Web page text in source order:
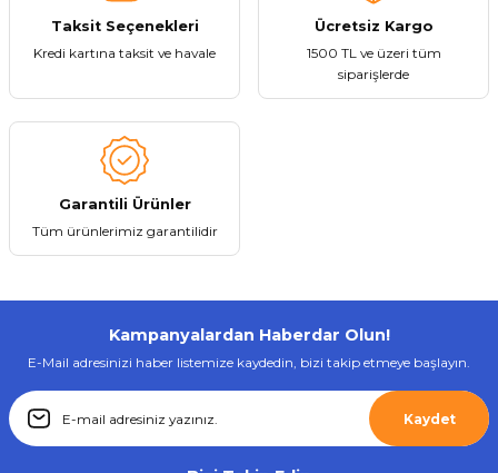
Roxy
ROXY AA ALKALİN KALEM PİL 4 LÜ
256,05 ₺
Sepete Ekle
Taksit Seçenekleri
Kredi kartına taksit ve havale
Ücretsiz Kargo
1500 TL ve üzeri tüm
siparişlerde
Garantili Ürünler
Tüm ürünlerimiz garantilidir
Kampanyalardan Haberdar Olun!
E-Mail adresinizi haber listemize kaydedin, bizi takip etmeye başlayın.
Kaydet